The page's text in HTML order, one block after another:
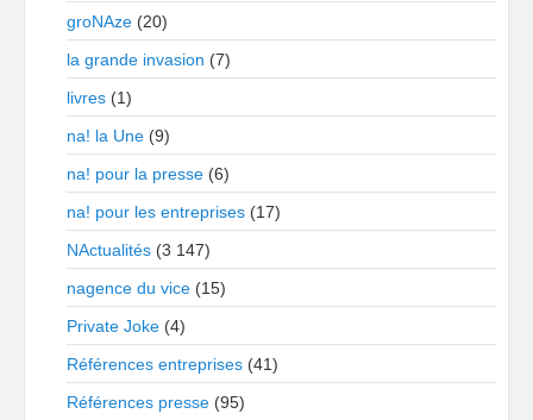
groNAze (20)
la grande invasion (7)
livres (1)
na! la Une (9)
na! pour la presse (6)
na! pour les entreprises (17)
NActualités (3 147)
nagence du vice (15)
Private Joke (4)
Références entreprises (41)
Références presse (95)